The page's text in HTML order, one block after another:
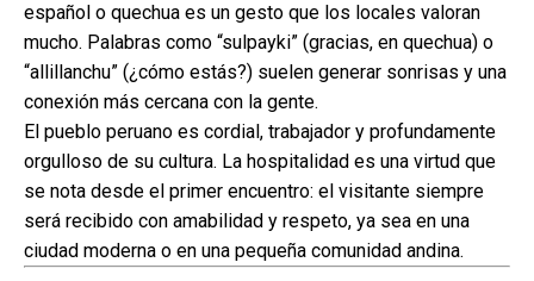
español o quechua es un gesto que los locales valoran
mucho. Palabras como “sulpayki” (gracias, en quechua) o
“allillanchu” (¿cómo estás?) suelen generar sonrisas y una
conexión más cercana con la gente.
El pueblo peruano es cordial, trabajador y profundamente
orgulloso de su cultura. La hospitalidad es una virtud que
se nota desde el primer encuentro: el visitante siempre
será recibido con amabilidad y respeto, ya sea en una
ciudad moderna o en una pequeña comunidad andina.